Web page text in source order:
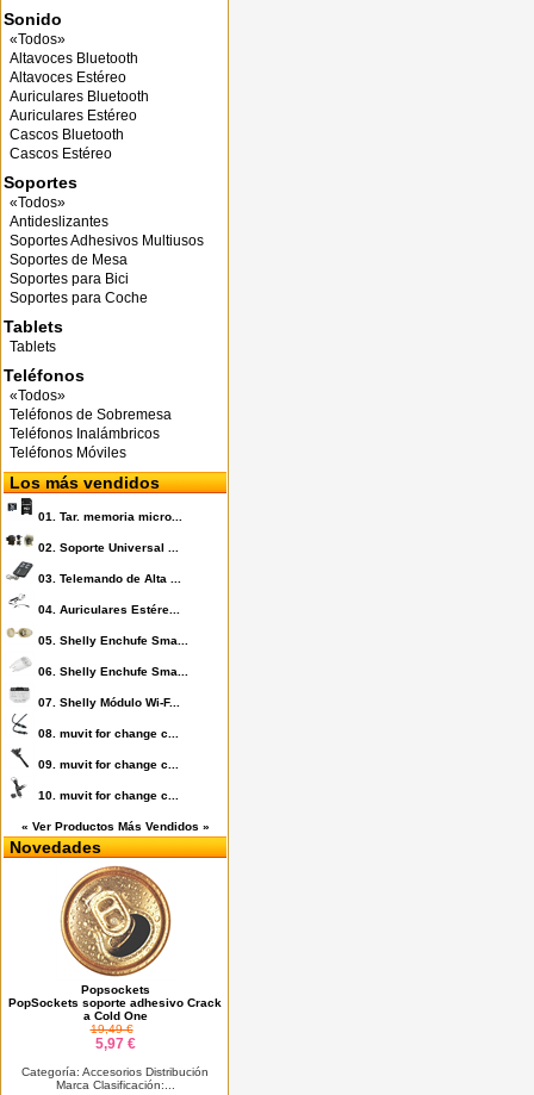
Sonido
«Todos»
Altavoces Bluetooth
Altavoces Estéreo
Auriculares Bluetooth
Auriculares Estéreo
Cascos Bluetooth
Cascos Estéreo
Soportes
«Todos»
Antideslizantes
Soportes Adhesivos Multiusos
Soportes de Mesa
Soportes para Bici
Soportes para Coche
Tablets
Tablets
Teléfonos
«Todos»
Teléfonos de Sobremesa
Teléfonos Inalámbricos
Teléfonos Móviles
Los más vendidos
01. Tar. memoria micro...
02. Soporte Universal ...
03. Telemando de Alta ...
04. Auriculares Estére...
05. Shelly Enchufe Sma...
06. Shelly Enchufe Sma...
07. Shelly Módulo Wi-F...
08. muvit for change c...
09. muvit for change c...
10. muvit for change c...
« Ver Productos Más Vendidos »
Novedades
Popsockets
PopSockets soporte adhesivo Crack
a Cold One
19,49 €
5,97 €
Categoría: Accesorios Distribución
Marca Clasificación:...